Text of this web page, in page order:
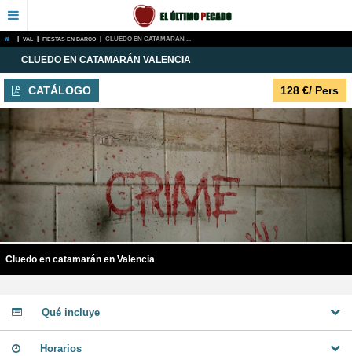
VAL FIESTAS EN BARCO CLUEDO EN CATAMARÁN ...
CLUEDO EN CATAMARÁN VALENCIA
128 €/ Pers
CATÁLOGO
Cluedo en catamarán en Valencia
Qué incluye
Horarios